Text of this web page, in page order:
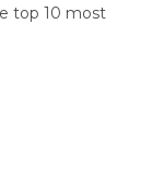
top 10 most